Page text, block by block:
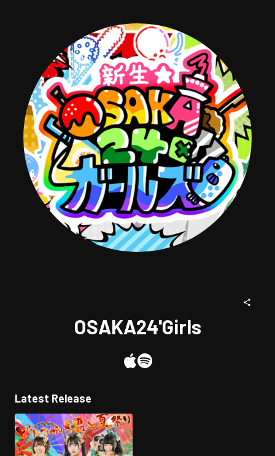
OSAKA24'Girls
Latest Release